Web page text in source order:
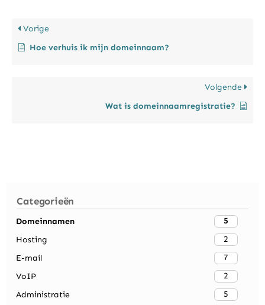
Categorieën
Domeinnamen
5
Hosting
2
E-mail
7
VoIP
2
Administratie
5
Vorige
Hoe verhuis ik mijn domeinnaam?
Volgende
Wat is domeinnaamregistratie?